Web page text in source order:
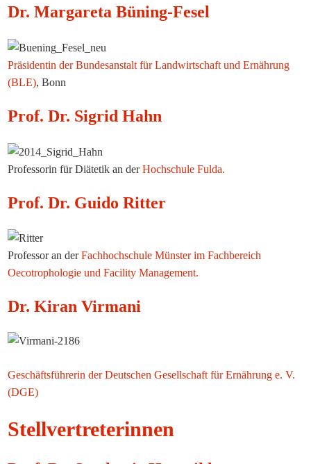
Dr. Margareta Büning-Fesel
Präsidentin der Bundesanstalt für Landwirtschaft und Ernährung
(BLE), Bonn
Prof. Dr. Sigrid Hahn
Professorin für Diätetik an derHochschule Fulda.
Prof. Dr. Guido Ritter
Professor an derFachhochschule Münster im Fachbereich
Oecotrophologie und Facility Management.
Dr. Kiran Virmani
Geschäftsführerin der Deutschen Gesellschaft für Ernährung e. V.
(DGE)
Stellvertreterinnen